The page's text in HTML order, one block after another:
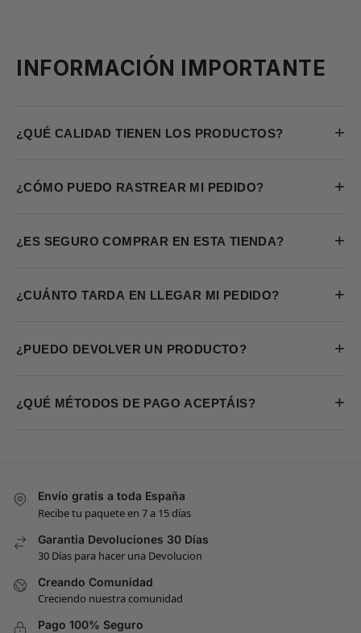
INFORMACIÓN IMPORTANTE
¿QUÉ CALIDAD TIENEN LOS PRODUCTOS? +
¿CÓMO PUEDO RASTREAR MI PEDIDO? +
¿ES SEGURO COMPRAR EN ESTA TIENDA? +
¿CUÁNTO TARDA EN LLEGAR MI PEDIDO? +
¿PUEDO DEVOLVER UN PRODUCTO? +
¿QUÉ MÉTODOS DE PAGO ACEPTÁIS? +
Envío gratis a toda España
Recibe tu paquete en 7 a 15 días
Garantia Devoluciones 30 Días
30 Días para hacer una Devolucion
Creando Comunidad
Creciendo nuestra comunidad
Pago 100% Seguro